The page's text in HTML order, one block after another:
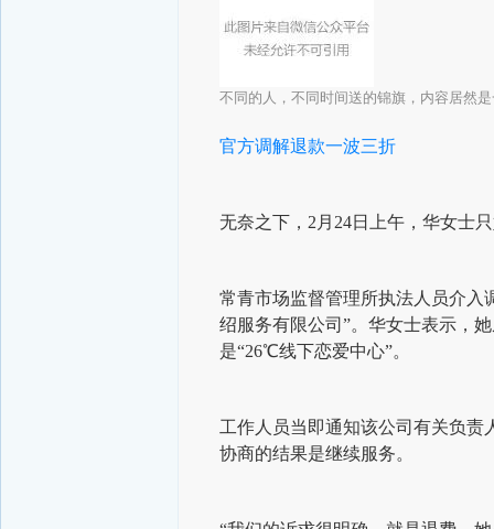
不同的人，不同时间送的锦旗，内容居然
官方调解退款一波三折
无奈之下，2月24日上午，华女士
常青市场监督管理所执法人员介入
绍服务有限公司”。华女士表示，
是“26℃线下恋爱中心”。
工作人员当即通知该公司有关负
协商的结果是继续服务。